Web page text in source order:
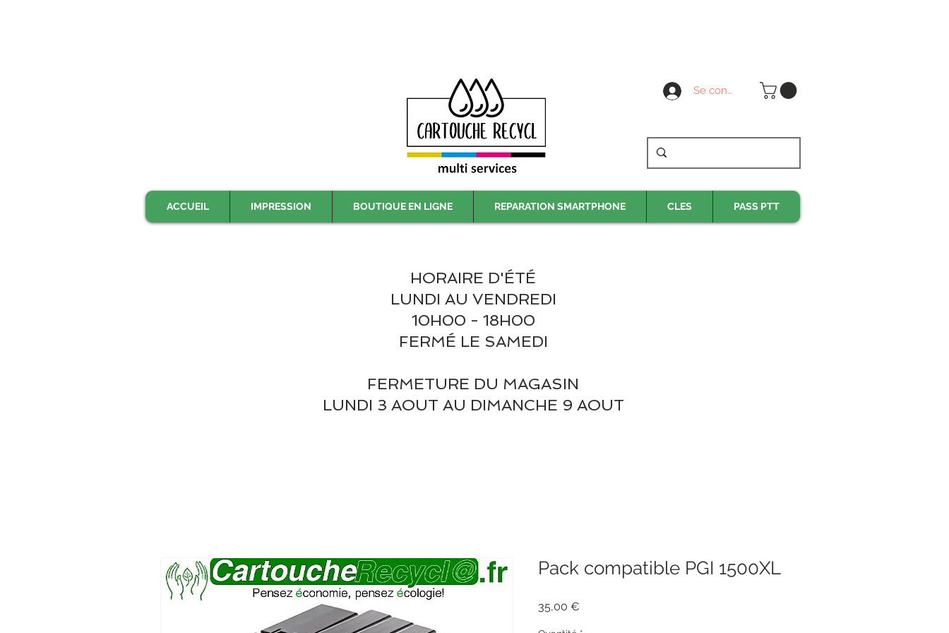
Se connecter
ACCUEIL IMPRESSION BOUTIQUE EN LIGNE REPARATION SMARTPHONE CLES PASS PTT
HORAIRE D'ÉTÉ
LUNDI AU VENDREDI
10H00 - 18H00
FERMÉ LE SAMEDI
FERMETURE DU MAGASIN
LUNDI 3 AOUT AU DIMANCHE 9 AOUT
Pack compatible PGI 1500XL
35,00 €